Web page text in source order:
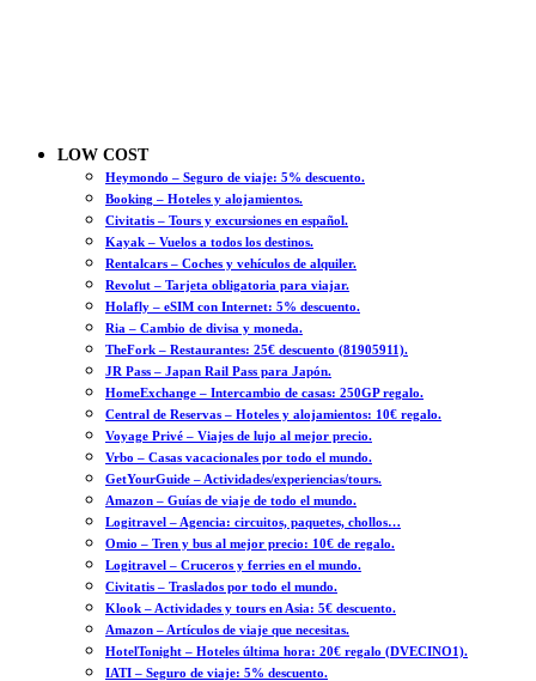
LOW COST
Heymondo – Seguro de viaje: 5% descuento.
Booking – Hoteles y alojamientos.
Civitatis – Tours y excursiones en español.
Kayak – Vuelos a todos los destinos.
Rentalcars – Coches y vehículos de alquiler.
Revolut – Tarjeta obligatoria para viajar.
Holafly – eSIM con Internet: 5% descuento.
Ria – Cambio de divisa y moneda.
TheFork – Restaurantes: 25€ descuento (81905911).
JR Pass – Japan Rail Pass para Japón.
HomeExchange – Intercambio de casas: 250GP regalo.
Central de Reservas – Hoteles y alojamientos: 10€ regalo.
Voyage Privé – Viajes de lujo al mejor precio.
Vrbo – Casas vacacionales por todo el mundo.
GetYourGuide – Actividades/experiencias/tours.
Amazon – Guías de viaje de todo el mundo.
Logitravel – Agencia: circuitos, paquetes, chollos…
Omio – Tren y bus al mejor precio: 10€ de regalo.
Logitravel – Cruceros y ferries en el mundo.
Civitatis – Traslados por todo el mundo.
Klook – Actividades y tours en Asia: 5€ descuento.
Amazon – Artículos de viaje que necesitas.
HotelTonight – Hoteles última hora: 20€ regalo (DVECINO1).
IATI – Seguro de viaje: 5% descuento.